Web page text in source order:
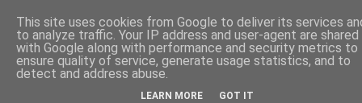
This site uses cookies from Google to deliver its services
to analyze traffic. Your IP address and user-agent are shared
with Google along with performance and security metrics to
ensure quality of service, generate usage statistics, and to
detect and address abuse.
LEARN MORE GOT IT